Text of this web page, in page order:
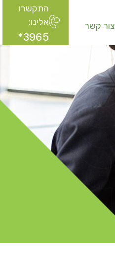
צור קשר
התקשרו
אלינו:
3965*